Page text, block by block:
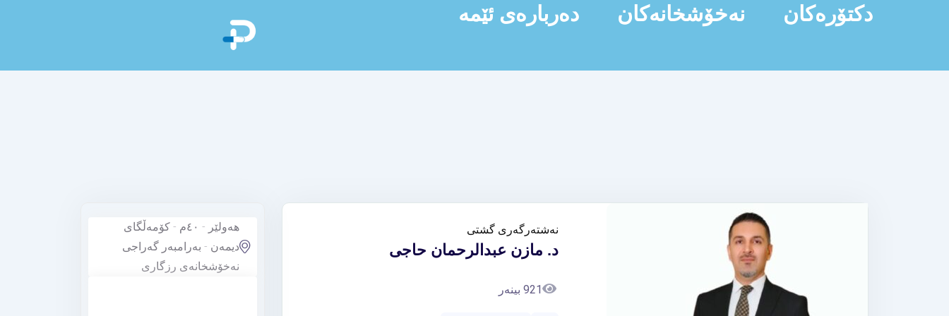
دکتۆرەکان نەخۆشخانەکان دەربارەی ئێمە
نەشتەرگەری گشتی
د. مازن عبدالرحمان حاجی
921 بینەر
هەولێر - ٤٠م - کۆمەڵگای
دیمەن - بەرامبەر گەراجی
نەخۆشخانەی رزگاری